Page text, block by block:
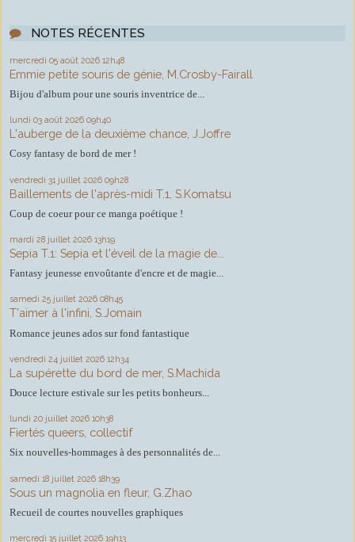
NOTES RÉCENTES
mercredi 05 août 2026 12h48
Emmie petite souris de génie, M.Crosby-Fairall
Bijou d'album pour une souris inventrice de...
lundi 03 août 2026 09h40
L'auberge de la deuxième chance, J.Joffre
Cosy fantasy de bord de mer !
vendredi 31 juillet 2026 09h28
Baillements de l'après-midi T.1, S.Komatsu
Coup de coeur pour ce manga poétique !
mardi 28 juillet 2026 13h19
Sepia T.1: Sepia et l'éveil de la magie de...
Fantasy jeunesse envoûtante d'encre et de magie...
samedi 25 juillet 2026 08h45
T'aimer à l'infini, S.Jomain
Romance jeunes ados sur fond fantastique
vendredi 24 juillet 2026 12h34
La supérette du bord de mer, S.Machida
Douce lecture estivale sur les petits bonheurs...
lundi 20 juillet 2026 10h38
Fiertés queers, collectif
Six nouvelles-hommages à des personnalités de...
samedi 18 juillet 2026 18h39
Sous un magnolia en fleur, G.Zhao
Recueil de courtes nouvelles graphiques
mercredi 15 juillet 2026 19h13